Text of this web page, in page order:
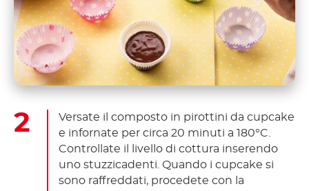
Versate il composto in pirottini da cupcake
e infornate per circa 20 minuti a 180°C.
Controllate il livello di cottura inserendo
uno stuzzicadenti. Quando i cupcake si
sono raffreddati, procedete con la